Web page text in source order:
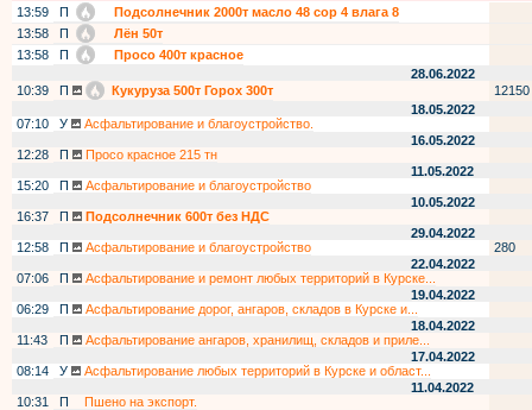
13:59
П
Подсолнечник 2000т масло 48 сор 4 влага 8
13:58
П
Лён 50т
13:58
П
Просо 400т красное
28.06.2022
10:39
П Кукуруза 500т Горох 300т
12150
18.05.2022
07:10
У
Асфальтирование и благоустройство.
16.05.2022
12:28
П
Просо красное 215 тн
11.05.2022
15:20
П
Асфальтирование и благоустройство
10.05.2022
16:37
П
Подсолнечник 600т без НДС
29.04.2022
12:58
П Асфальтирование и благоустройство
280
22.04.2022
07:06
П
Асфальтирование и ремонт любых территорий в Курске...
19.04.2022
06:29
П
Асфальтирование дорог, ангаров, складов в Курске и...
18.04.2022
11:43
П
Асфальтирование ангаров, хранилищ, складов и приле...
17.04.2022
08:14
У
Асфальтирование любых территорий в Курске и област...
11.04.2022
10:31
П
Пшено на экспорт.